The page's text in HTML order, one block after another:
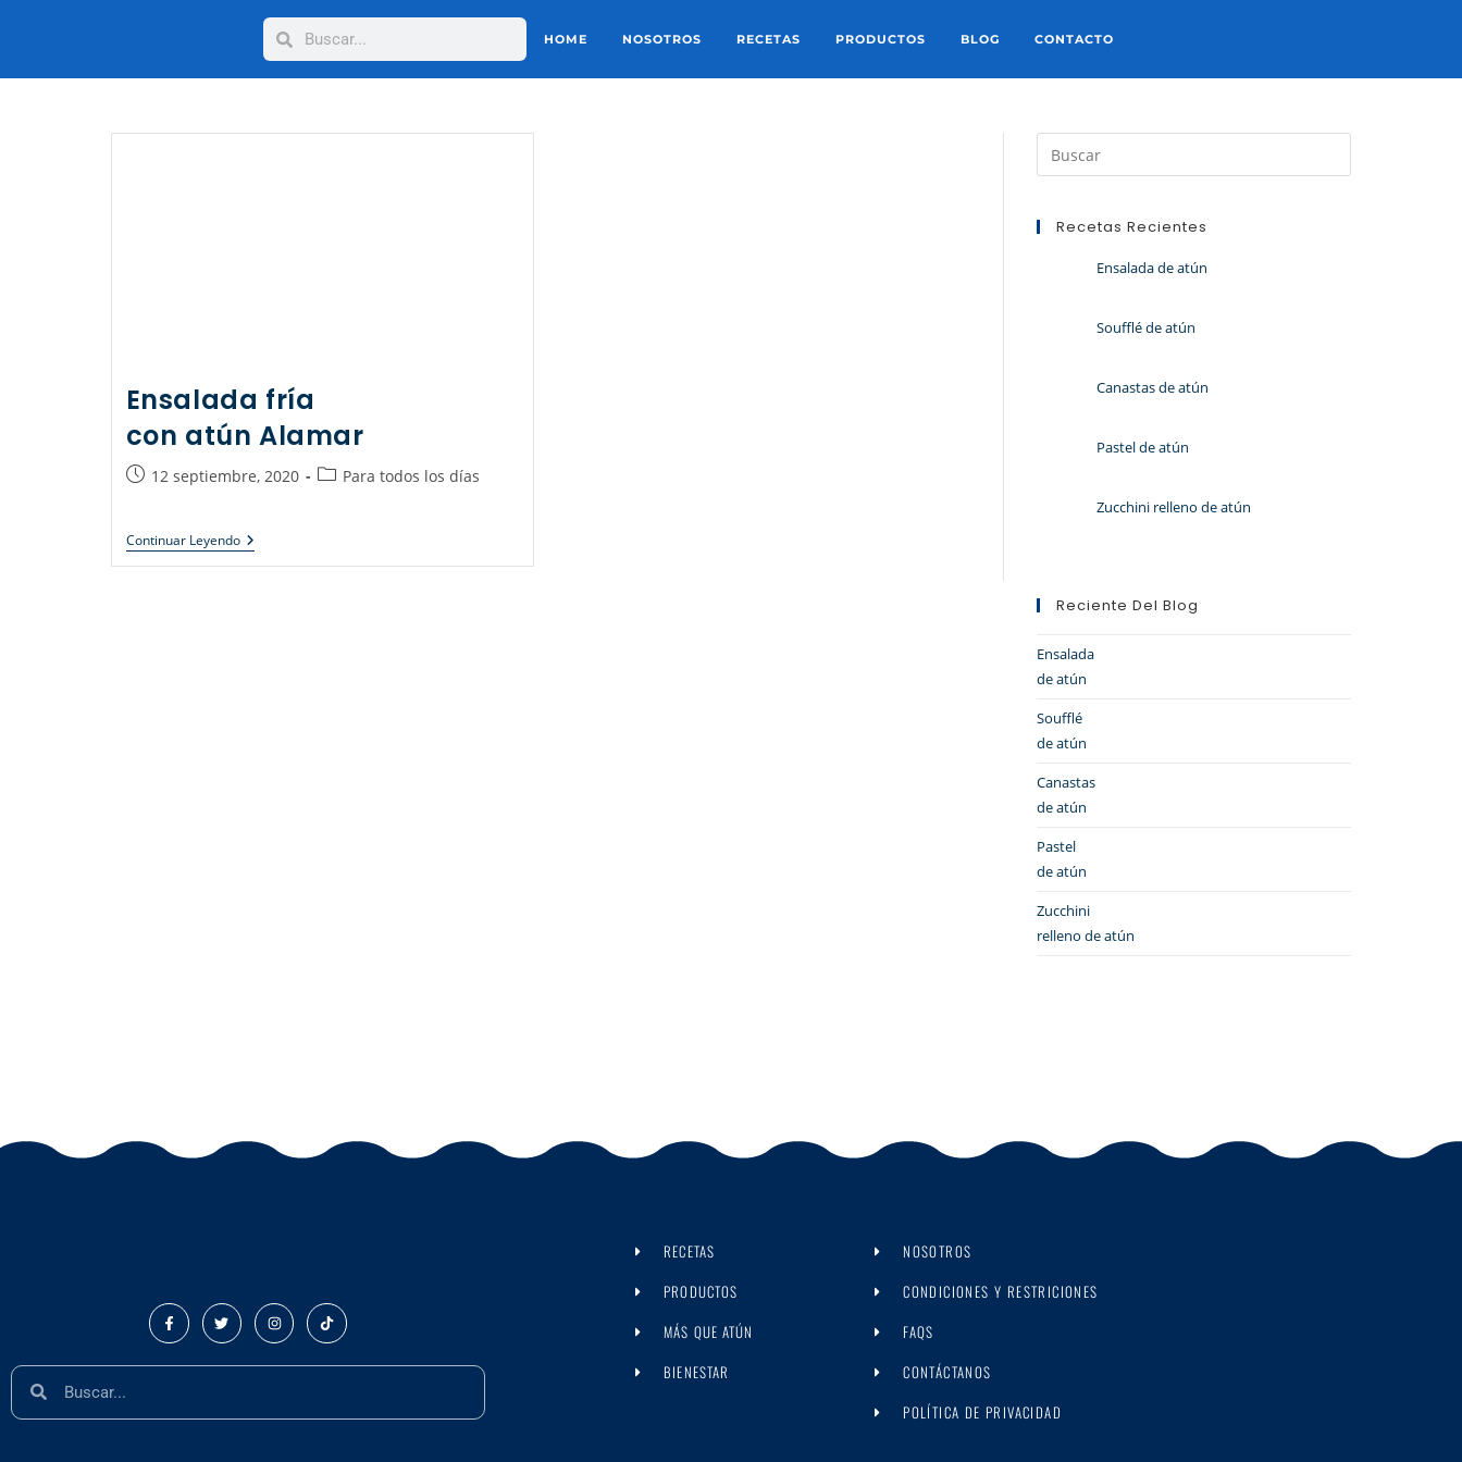
HOME NOSOTROS RECETAS PRODUCTOS BLOG CONTACTO
Ensalada fría
con atún Alamar
12 septiembre, 2020 Para todos los días
Continuar Leyendo
Recetas Recientes
Ensalada de atún
Soufflé de atún
Canastas de atún
Pastel de atún
Zucchini relleno de atún
Reciente Del Blog
Ensalada
de atún
Soufflé
de atún
Canastas
de atún
Pastel
de atún
Zucchini
relleno de atún
RECETAS
PRODUCTOS
MÁS QUE ATÚN
BIENESTAR
NOSOTROS
CONDICIONES Y RESTRICIONES
FAQS
CONTÁCTANOS
POLÍTICA DE PRIVACIDAD